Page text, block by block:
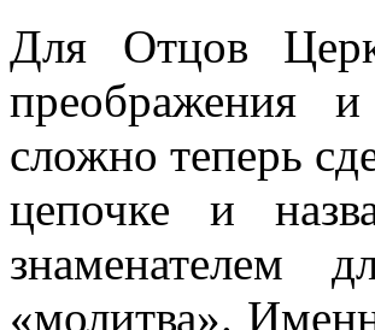
Для Отцов
преображения
сложно теперь
цепочке и
знаменателем
«молитва».